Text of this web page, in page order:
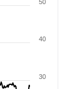
30
40
50